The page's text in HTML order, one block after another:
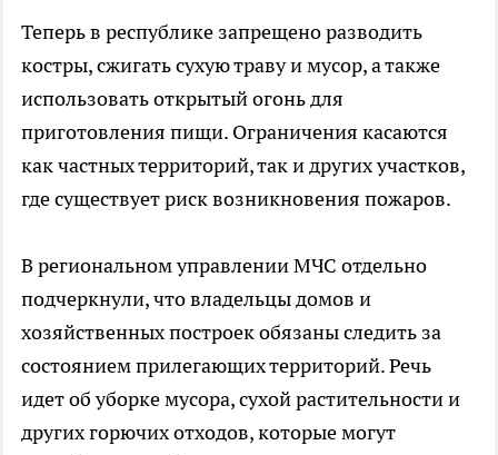
Теперь в республике запрещено разводить
костры, сжигать сухую траву и мусор, а также
использовать открытый огонь для
приготовления пищи. Ограничения касаются
как частных территорий, так и других участков,
где существует риск возникновения пожаров.
В региональном управлении МЧС отдельно
подчеркнули, что владельцы домов и
хозяйственных построек обязаны следить за
состоянием прилегающих территорий. Речь
идет об уборке мусора, сухой растительности и
других горючих отходов, которые могут